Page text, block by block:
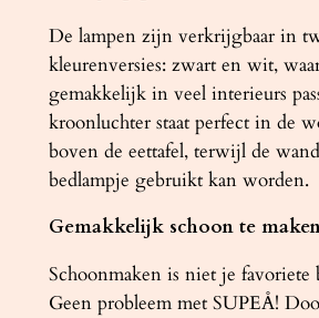
De lampen zijn verkrijgbaar in
kleurenversies: zwart en wit,
gemakkelijk in veel interieurs
kroonluchter staat perfect in de
boven de eettafel, terwijl de
bedlampje gebruikt kan worden.
Gemakkelijk schoon te
Schoonmaken is niet je favoriete
Geen probleem met SUPEÅ!